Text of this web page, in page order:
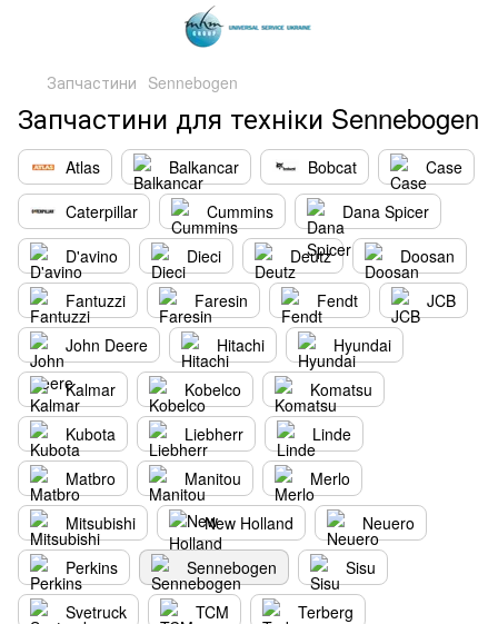
Запчастини Sennebogen
Запчастини для техніки Sennebogen
Atlas Balkancar Bobcat
Case
Caterpillar
Cummins
Dana Spicer
D'avino
Dieci Deutz
Doosan
Fantuzzi
Faresin Fendt
JCB
John Deere
Hitachi
Hyundai
Kalmar
Kobelco
Komatsu
Kubota
Liebherr
Linde
Matbro
Manitou
Merlo
Mitsubishi
New Holland
Neuero
Perkins
Sennebogen
Sisu
Svetruck
TCM
Terberg